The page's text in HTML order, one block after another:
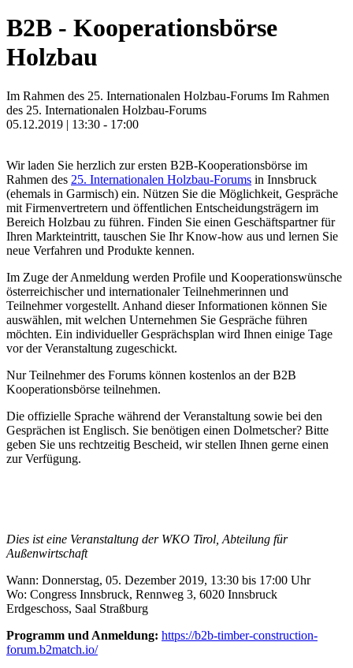
B2B - Kooperationsbörse
Holzbau
Im Rahmen des 25. Internationalen Holzbau-Forums Im Rahmen
des 25. Internationalen Holzbau-Forums
05.12.2019 | 13:30 - 17:00
Wir laden Sie herzlich zur ersten B2B-Kooperationsbörse im
Rahmen des 25. Internationalen Holzbau-Forums in Innsbruck
(ehemals in Garmisch) ein. Nützen Sie die Möglichkeit, Gespräche
mit Firmenvertretern und öffentlichen Entscheidungsträgern im
Bereich Holzbau zu führen. Finden Sie einen Geschäftspartner für
Ihren Markteintritt, tauschen Sie Ihr Know-how aus und lernen Sie
neue Verfahren und Produkte kennen.
Im Zuge der Anmeldung werden Profile und Kooperationswünsche
österreichischer und internationaler Teilnehmerinnen und
Teilnehmer vorgestellt. Anhand dieser Informationen können Sie
auswählen, mit welchen Unternehmen Sie Gespräche führen
möchten. Ein individueller Gesprächsplan wird Ihnen einige Tage
vor der Veranstaltung zugeschickt.
Nur Teilnehmer des Forums können kostenlos an der B2B
Kooperationsbörse teilnehmen.
Die offizielle Sprache während der Veranstaltung sowie bei den
Gesprächen ist Englisch. Sie benötigen einen Dolmetscher? Bitte
geben Sie uns rechtzeitig Bescheid, wir stellen Ihnen gerne einen
zur Verfügung.
Dies ist eine Veranstaltung der WKO Tirol, Abteilung für
Außenwirtschaft
Wann: Donnerstag, 05. Dezember 2019, 13:30 bis 17:00 Uhr
Wo: Congress Innsbruck, Rennweg 3, 6020 Innsbruck
Erdgeschoss, Saal Straßburg
Programm und Anmeldung: https://b2b-timber-construction-
forum.b2match.io/